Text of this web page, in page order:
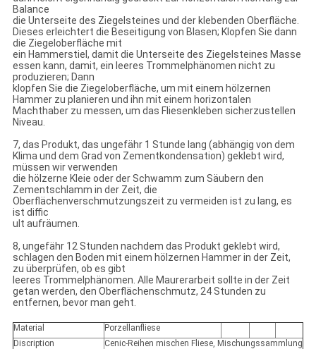
Balance
die Unterseite des Ziegelsteines und der klebenden Oberfläche.
Dieses erleichtert die Beseitigung von Blasen; Klopfen Sie dann
die Ziegeloberfläche mit
ein Hammerstiel, damit die Unterseite des Ziegelsteines Masse
essen kann, damit, ein leeres Trommelphänomen nicht zu
produzieren; Dann
klopfen Sie die Ziegeloberfläche, um mit einem hölzernen
Hammer zu planieren und ihn mit einem horizontalen
Machthaber zu messen, um das Fliesenkleben sicherzustellen
Niveau.
7, das Produkt, das ungefähr 1 Stunde lang (abhängig von dem
Klima und dem Grad von Zementkondensation) geklebt wird,
müssen wir verwenden
die hölzerne Kleie oder der Schwamm zum Säubern den
Zementschlamm in der Zeit, die
Oberflächenverschmutzungszeit zu vermeiden ist zu lang, es
ist diffic
ult aufräumen.
8, ungefähr 12 Stunden nachdem das Produkt geklebt wird,
schlagen den Boden mit einem hölzernen Hammer in der Zeit,
zu überprüfen, ob es gibt
leeres Trommelphänomen. Alle Maurerarbeit sollte in der Zeit
getan werden, den Oberflächenschmutz, 24 Stunden zu
entfernen, bevor man geht.
Material
Porzellanfliese
Discription
Cenic-Reihen mischen Fliese, Mischungssammlung